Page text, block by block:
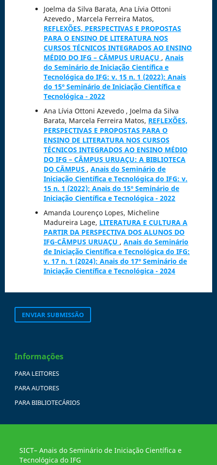
Joelma da Silva Barata, Ana Lívia Ottoni
Azevedo , Marcela Ferreira Matos,
REFLEXÕES, PERSPECTIVAS E PROPOSTAS
PARA O ENSINO DE LITERATURA NOS
CURSOS TÉCNICOS INTEGRADOS AO ENSINO
MÉDIO DO IFG – CÂMPUS URUAÇU , Anais
do Seminário de Iniciação Científica e
Tecnológica do IFG: v. 15 n. 1 (2022): Anais
do 15º Seminário de Iniciação Científica e
Tecnológica - 2022
Ana Lívia Ottoni Azevedo , Joelma da Silva
Barata, Marcela Ferreira Matos, REFLEXÕES,
PERSPECTIVAS E PROPOSTAS PARA O
ENSINO DE LITERATURA NOS CURSOS
TÉCNICOS INTEGRADOS AO ENSINO MÉDIO
DO IFG – CÂMPUS URUAÇU: A BIBLIOTECA
DO CÂMPUS , Anais do Seminário de
Iniciação Científica e Tecnológica do IFG: v.
15 n. 1 (2022): Anais do 15º Seminário de
Iniciação Científica e Tecnológica - 2022
Amanda Lourenço Lopes, Micheline
Madureira Lage, LITERATURA E CULTURA A
PARTIR DA PERSPECTIVA DOS ALUNOS DO
IFG-CÂMPUS URUAÇU , Anais do Seminário
de Iniciação Científica e Tecnológica do IFG:
v. 17 n. 1 (2024): Anais do 17º Seminário de
Iniciação Científica e Tecnológica - 2024
ENVIAR SUBMISSÃO
Informações
PARA LEITORES
PARA AUTORES
PARA BIBLIOTECÁRIOS
SICT– Anais do Seminário de Iniciação Científica e
Tecnológica do IFG